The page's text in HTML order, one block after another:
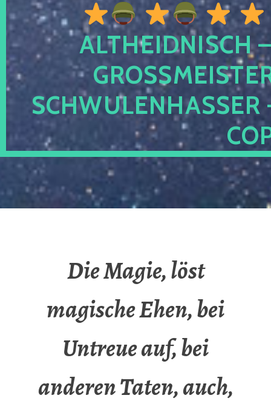
ALTHEIDNISCH
CHWULENHASSER
Die Magie, löst
magische Ehen, bei
Untreue auf, bei
anderen Taten, auch,